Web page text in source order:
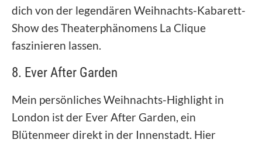
dich von der legendären Weihnachts-Kabarett-
Show des Theaterphänomens La Clique
faszinieren lassen.
8. Ever After Garden
Mein persönliches Weihnachts-Highlight in
London ist der Ever After Garden, ein
Blütenmeer direkt in der Innenstadt. Hier